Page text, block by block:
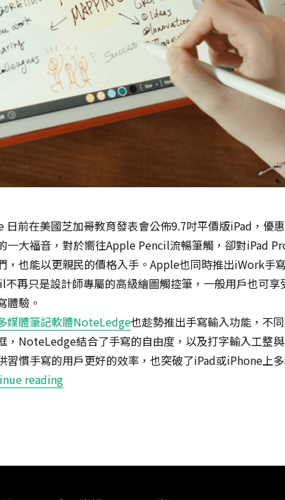
日前在美國芝加哥教育發表會公佈9.7吋平價版iPad，優
一大福音，對於嚮往Apple Pencil流暢筆觸，卻對iPad
，也能以更親民的價格入手。Apple也同時推出iWork手
不再只是設計師專屬的高級繪圖觸控筆，一般用戶也可
體驗。
媒體筆記軟體NoteLedge也趁勢推出手寫輸入功能，不
，NoteLedge結合了手寫的自由度，以及打字輸入工整
習慣手寫的用戶更好的效率，也突破了iPad或iPhone上
reading“手寫筆記正夯！NoteLedge輕鬆克服三種難